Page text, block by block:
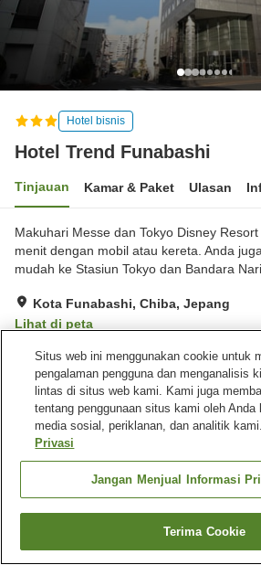
Hotel bisnis
Hotel Trend Funabashi
Tinjauan Kamar & Paket Ulasan
Makuhari Messe dan Tokyo Disney
menit dengan mobil atau kereta. Anda
mudah ke Stasiun Tokyo dan Bandara
Kota Funabashi, Chiba, Jepang
Lihat di peta
Baik Ulasan:74
Fasilitas properti
Pengiriman ke rumah
Mesin
Mesin penjual otomatis
Beranda Jepang Chiba
Kota
Hotel Trend Funabashi
Cari kamar
Situs web ini menggunakan cookie untuk
pengalaman pengguna dan menganalisis
lintas di situs web kami. Kami juga
tentang penggunaan situs kami oleh Anda
media sosial, periklanan, dan analitik kami.
Privasi
Jangan Menjual Informasi
Terima Cookie